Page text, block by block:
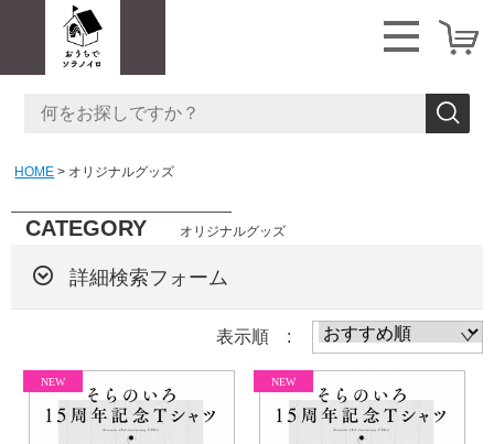
HOME オリジナルグッズ
CATEGORY オリジナルグッズ
詳細検索フォーム
表示順 :